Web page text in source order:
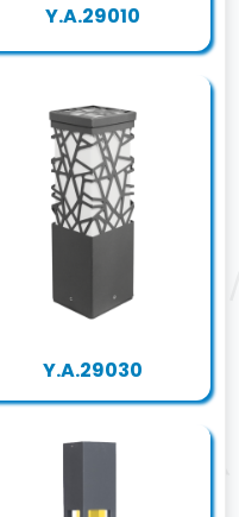
Y.A.29010
Y.A.29030